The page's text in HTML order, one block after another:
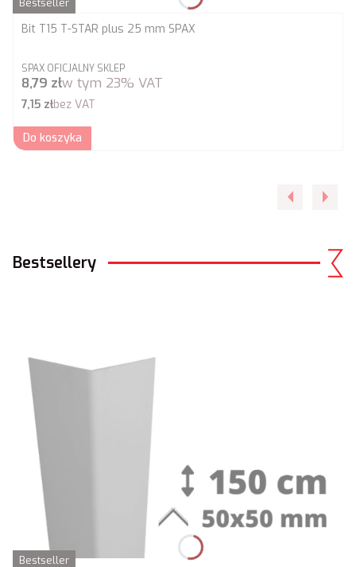
Bestseller
Bit T15 T-STAR plus 25 mm SPAX
PRODUCENT
SPAX OFICJALNY SKLEP
Cena brutto
8,79 złw tym 23% VAT
Cena netto
7,15 złbez VAT
Do koszyka
Bestsellery
Bestseller